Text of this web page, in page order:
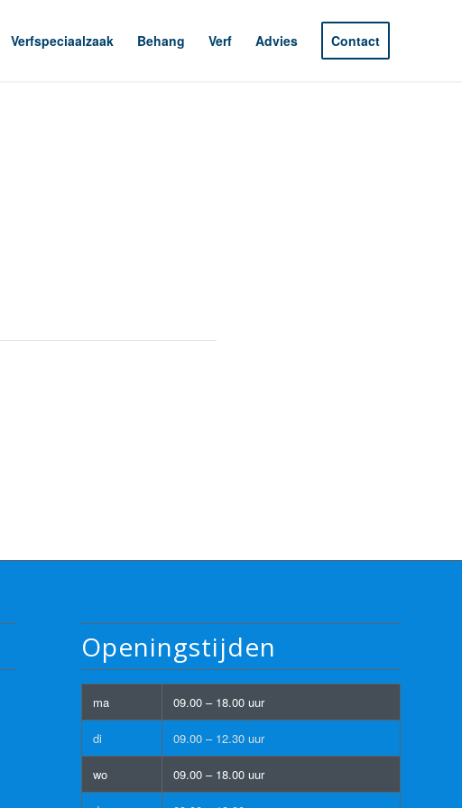
Verfspeciaalzaak Behang Verf Advies Contact
Openingstijden
ma 09.00 – 18.00 uur
di 09.00 – 12.30 uur
wo 09.00 – 18.00 uur